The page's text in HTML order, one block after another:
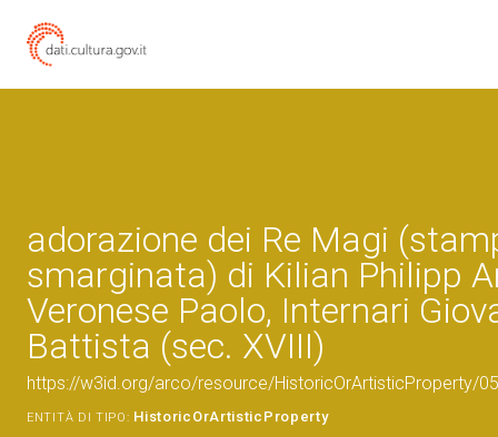
adorazione dei Re Magi
smarginata) di Kilian Philipp
Veronese Paolo, Internari
Battista (sec. XVIII)
https://w3id.org/arco/resource/HistoricOrArtisticProperty/
ENTITÀ DI TIPO: HistoricOrArtisticProperty